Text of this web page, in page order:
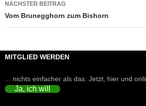
NÄCHSTER BEITRAG
Vom Brunegghorn zum Bishorn
MITGLIED WERDEN
... nichts einfacher als das. Jetzt, hier und
Ja, ich will